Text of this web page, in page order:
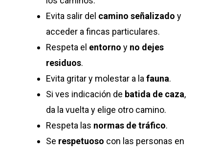
Evita salir del camino señalizado y
acceder a fincas particulares.
Respeta el entorno y no dejes
residuos.
Evita gritar y molestar a la fauna.
Si ves indicación de batida de caza,
da la vuelta y elige otro camino.
Respeta las normas de tráfico.
Se respetuoso con las personas en